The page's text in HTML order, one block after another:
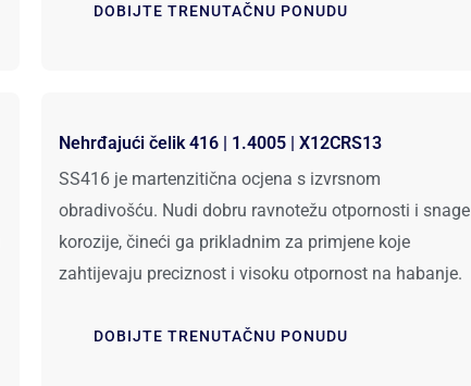
DOBIJTE TRENUTAČNU PONUDU
Nehrđajući čelik 416 | 1.4005 | X12CRS13
SS416 je martenzitična ocjena s izvrsnom
obradivošću. Nudi dobru ravnotežu otpornosti i snage
korozije, čineći ga prikladnim za primjene koje
zahtijevaju preciznost i visoku otpornost na habanje.
DOBIJTE TRENUTAČNU PONUDU